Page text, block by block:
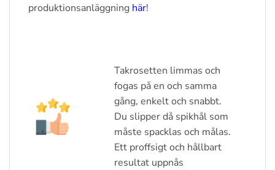
produktionsanläggning här!
Takrosetten limmas och
fogas på en och samma
gång, enkelt och snabbt.
Du slipper då spikhål som
måste spacklas och målas.
Ett proffsigt och hållbart
resultat uppnås